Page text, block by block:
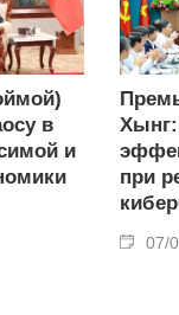
в
и
при
07/